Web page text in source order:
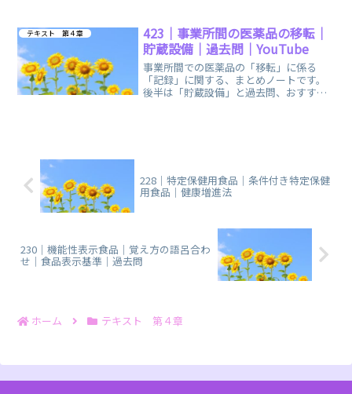
テキスト 第４章
423｜事業所間の医薬品の移転｜
貯蔵設備｜過去問｜YouTube
事業所間での医薬品の「移転」に係る
「記録」に関する、まとめノートです。
後半は「貯蔵設備」と過去問、おすすめ
228｜特定保健用食品｜条件付き特定保健
用食品｜健康増進法
230｜機能性表示食品｜覚え方の語呂合わ
せ｜食品表示基準｜過去問
ホーム テキスト 第４章